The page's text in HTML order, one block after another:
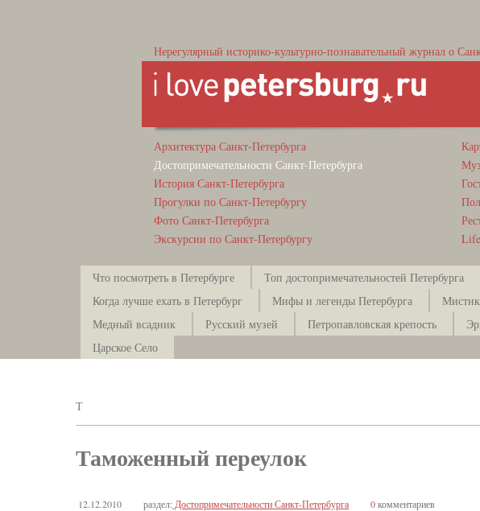
Нерегулярный историко-культурно-познавательный журнал о
Архитектура Санкт-Петербурга
Достопримечательности Санкт-Петербурга
История Санкт-Петербурга
Прогулки по Санкт-Петербургу
Фото Санкт-Петербурга
Экскурсии по Санкт-Петербургу
Что посмотреть в Петербурге Топ достопримечательностей Петербурга
Когда лучше ехать в Петербург
Мифы и легенды Петербурга
Медный всадник
Русский музей Петропавловская крепость
Царское Село
Т
Таможенный переулок
12.12.2010 раздел: Достопримечательности Санкт-Петербурга 0комментариев